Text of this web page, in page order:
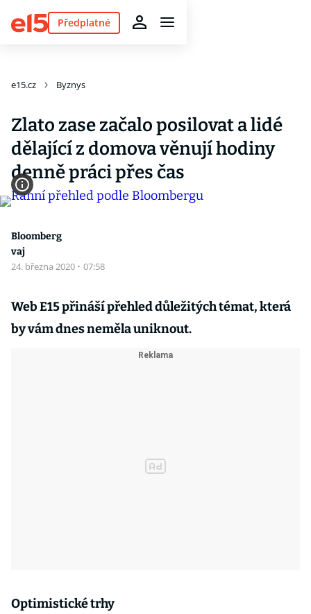
Předplatné
e15.cz Byznys
Zlato zase začalo posilovat a lidé
dělající z domova věnují hodiny
denně práci přes čas
Bloomberg
vaj
24. března 2020 · 07:58
Web E15 přináší přehled důležitých témat, která
by vám dnes neměla uniknout.
Optimistické trhy